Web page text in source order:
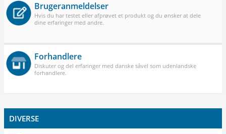
Brugeranmeldelser
Hvis du har testet eller afprøvet et produkt og du ønsker at dele
dine erfaringer med andre.
Forhandlere
Diskuter og del erfaringer med danske såvel som udenlandske
forhandlere.
DIVERSE